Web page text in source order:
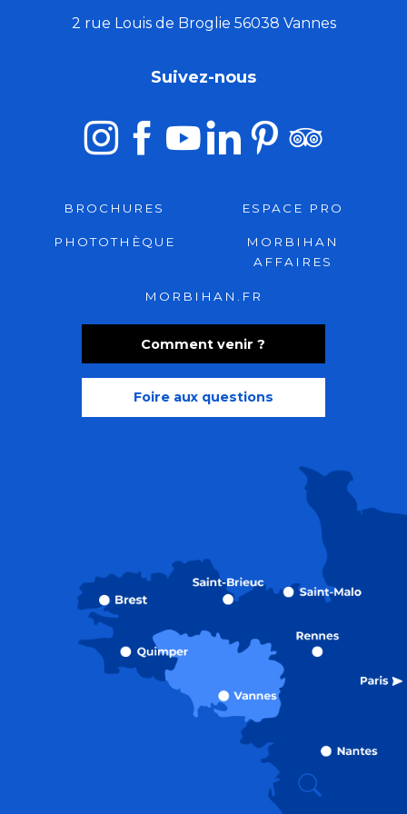
2 rue Louis de Broglie 56038 Vannes
Comment venir ?
Foire aux questions
Suivez-nous
BROCHURES ESPACE PRO
PHOTOTHÈQUE
MORBIHAN
AFFAIRES
MORBIHAN.FR